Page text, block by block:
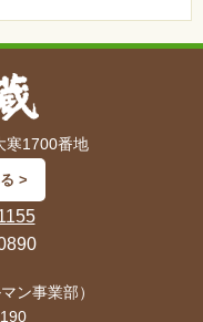
寒1700番地
>
ン事業部）